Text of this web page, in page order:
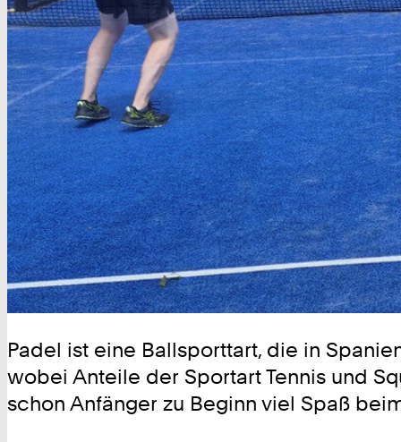
Padel ist eine Ballsporttart, die in
wobei Anteile der Sportart Tennis und
schon Anfänger zu Beginn viel Spaß